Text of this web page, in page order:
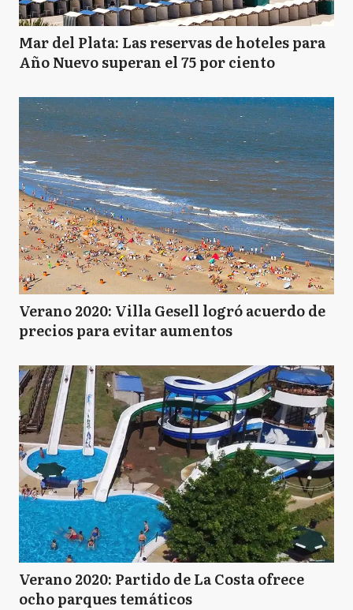
Mar del Plata: Las reservas de hoteles para
Año Nuevo superan el 75 por ciento
Verano 2020: Villa Gesell logró acuerdo de
precios para evitar aumentos
Verano 2020: Partido de La Costa ofrece
ocho parques temáticos